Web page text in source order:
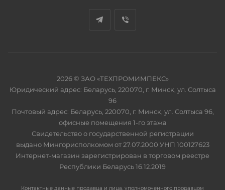
2026 © ЗАО «ТЕХПРОМИМПЕКС»
Юридический адрес: Беларусь, 220070, г. Минск, ул. Солтыса
96
Почтовый адрес: Беларусь, 220070, г. Минск, ул. Солтыса 96,
офисные помещения 1-го этажа
Свидетельство о государственной регистрации
выдано Мингорисполкомом от 27.07.2000 УНП 100127623
Интернет-магазин зарегистрирован в торговом реестре
Республики Беларусь 16.12.2019
Контактные данные продавца и лица, уполномоченного продавцом